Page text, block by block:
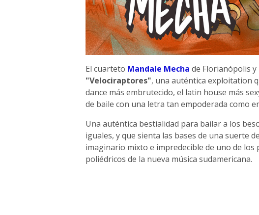
El cuarteto Mandale Mecha de Florianópolis
"Velociraptores", una auténtica exploitation
dance más embrutecido, el latin house más
de baile con una letra tan empoderada como
Una auténtica bestialidad para bailar a los
iguales, y que sienta las bases de una suerte
imaginario mixto e impredecible de uno de
poliédricos de la nueva música sudamericana.